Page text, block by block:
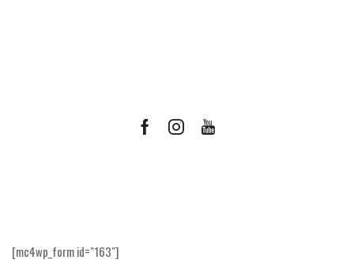
FacebookInstagramYoutube
[mc4wp_form id="163"]